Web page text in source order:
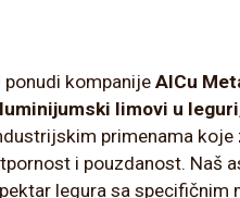
ponudi kompanije AlCu
limovi u leguri
primenama koje
i pouzdanost. Naš
legura sa specifičnim